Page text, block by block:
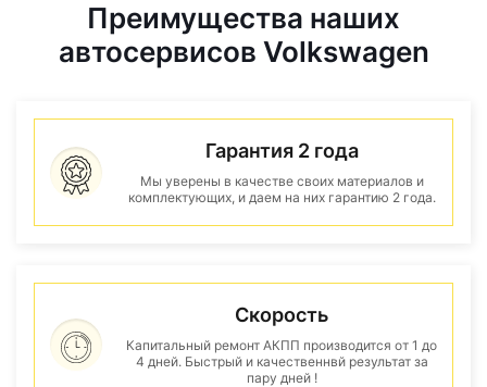
Преимущества наших
автосервисов Volkswagen
Гарантия 2 года
Мы уверены в качестве своих материалов и
комплектующих, и даем на них гарантию 2 года.
Скорость
Капитальный ремонт АКПП производится от 1 до
4 дней. Быстрый и качественнвй результат за
пару дней !